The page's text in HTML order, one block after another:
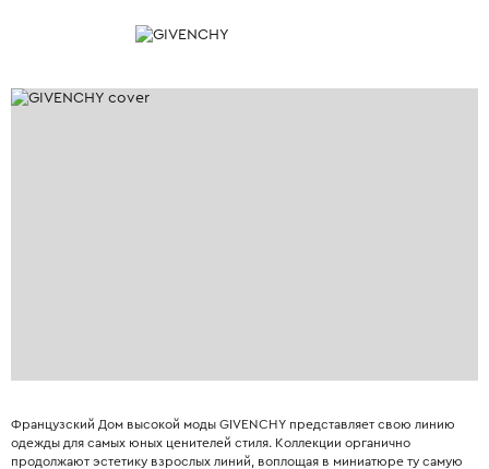
Французский Дом высокой моды GIVENCHY представляет свою линию
одежды для самых юных ценителей стиля. Коллекции органично
продолжают эстетику взрослых линий, воплощая в миниатюре ту самую